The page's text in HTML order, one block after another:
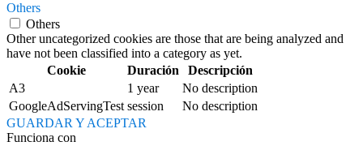
Others
Others
Other uncategorized cookies are those that are being analyzed and
have not been classified into a category as yet.
Cookie
Duración
Descripción
A3
1 year
No description
GoogleAdServingTest session
No description
GUARDAR Y ACEPTAR
Funciona con